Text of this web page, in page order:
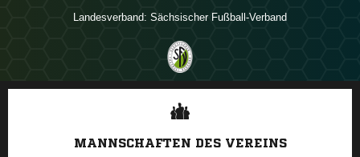
Landesverband: Sächsischer Fußball-Verband
ANZEIGE
MANNSCHAFTEN DES VEREINS